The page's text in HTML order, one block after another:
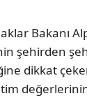
Bakanı
şehirden
dikkat